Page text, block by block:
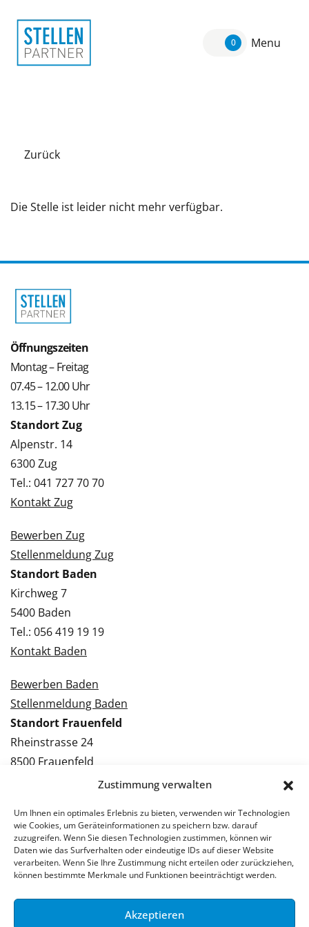
Zustimmung verwalten
Um Ihnen ein optimales Erlebnis zu bieten, verwenden wir Technologien
wie Cookies, um Geräteinformationen zu speichern bzw. darauf
zuzugreifen. Wenn Sie diesen Technologien zustimmen, können wir
Daten wie das Surfverhalten oder eindeutige IDs auf dieser Website
verarbeiten. Wenn Sie Ihre Zustimmung nicht erteilen oder zurückziehen,
können bestimmte Merkmale und Funktionen beeinträchtigt werden.
Akzeptieren
0 Menu
Zurück
Die Stelle ist leider nicht mehr verfügbar.
Öffnungszeiten
Montag – Freitag
07.45 – 12.00 Uhr
13.15 – 17.30 Uhr
Standort Zug
Alpenstr. 14
6300 Zug
Tel.: 041 727 70 70
Kontakt Zug
Bewerben Zug
Stellenmeldung Zug
Standort Baden
Kirchweg 7
5400 Baden
Tel.: 056 419 19 19
Kontakt Baden
Bewerben Baden
Stellenmeldung Baden
Standort Frauenfeld
Rheinstrasse 24
8500 Frauenfeld
Tel.: 052 224 09 09
Bewerben Frauenfeld
Stellenmeldung Frauenfeld
© 2026 Stellenpartner AG